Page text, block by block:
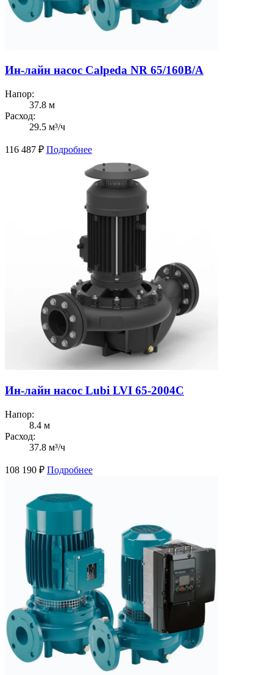
Ин-лайн насос Calpeda NR 65/160B/A
Напор:
37.8 м
Расход:
29.5 м³/ч
116 487 ₽ Подробнее
Ин-лайн насос Lubi LVI 65-2004C
Напор:
8.4 м
Расход:
37.8 м³/ч
108 190 ₽ Подробнее